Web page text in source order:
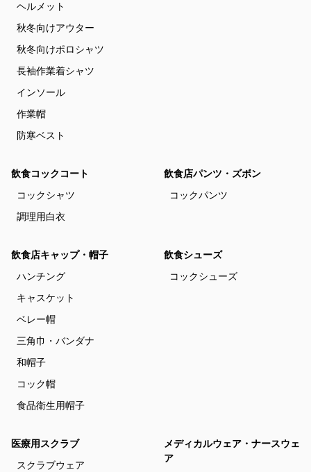
ヘルメット
秋冬向けアウター
秋冬向けポロシャツ
長袖作業着シャツ
インソール
作業帽
防寒ベスト
飲食コックコート
コックシャツ
調理用白衣
飲食店パンツ・ズボン
コックパンツ
飲食店キャップ・帽子
ハンチング
キャスケット
ベレー帽
三角巾・バンダナ
和帽子
コック帽
食品衛生用帽子
飲食シューズ
コックシューズ
医療用スクラブ
スクラブウェア
メディカルウェア・ナースウェ
ア